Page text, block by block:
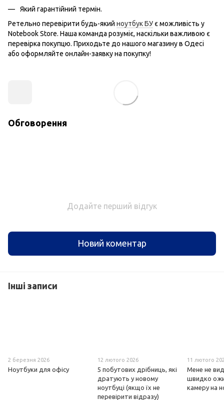
Який гарантійний термін.
Ретельно перевірити будь-який ноутбук БУ є можливість у
Notebook Store. Наша команда розуміє, наскільки важливою є
перевірка покупцю. Приходьте до нашого магазину в Одесі
або оформляйте онлайн-заявку на покупку!
Обговорення
Додайте перший відгук
Новий коментар
Інші записи
2 березня 2026
Ноутбуки для офісу
12 лютого 2026
5 побутових дрібниць, які
дратують у новому
ноутбуці (якщо їх не
перевірити відразу)
11 лютого
Мене не
швидко
камеру на